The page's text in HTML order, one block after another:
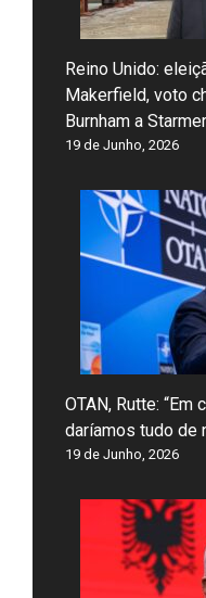
Reino Unido:
Makerfield, voto
Burnham a Starmer
19 de Junho, 2026
OTAN, Rutte:
daríamos tudo de
19 de Junho, 2026